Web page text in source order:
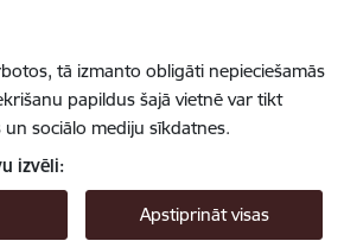
tā izmanto obligāti nepieciešamās
papildus šajā vietnē var tikt
sociālo mediju sīkdatnes.
izvēli:
Apstiprināt visas